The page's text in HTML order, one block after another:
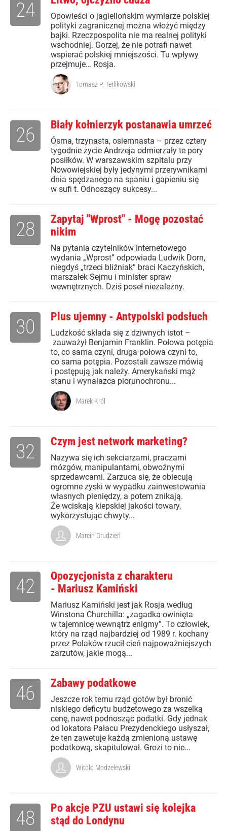
Opowieści o jagiellońskim wymiarze polskiej
polityki zagranicznej można włożyć między
bajki. Rzeczpospolita nie ma realnej polityki
wschodniej. Gorzej, że nie potrafi nawet
wspierać polskiej mniejszości. Tu wpływy
przejmuje… Rosja.
24
Tomasz P. Terlikowski
Biały kołnierzyk postanawia umrzeć
Ósma, trzynasta, osiemnasta – przez cztery
tygodnie życie Andrzeja odmierzały te pory
posiłków. W warszawskim szpitalu przy
Nowowiejskiej były jedynymi przerywnikami
dnia spędzanego na spaniu i gapieniu się
w sufi t. Odnoszący sukcesy...
26
Zapytaj "Wprost" - Mogę pozostać
nikim
Na pytania czytelników internetowego
wydania „Wprost” odpowiada Ludwik Dorn,
niegdyś „trzeci bliźniak” braci Kaczyńskich,
marszałek Sejmu i minister spraw
wewnętrznych. Dziś poseł niezależny.
28
Plus ujemny - Antypolski podsłuch
Ludzkość składa się z dziwnych istot –
zauważył Benjamin Franklin. Połowa potępia
to, co sama czyni, druga połowa czyni to,
co sama potępia. Pozostali zawsze mówią
i postępują jak należy. Amerykański mąż
stanu i wynalazca piorunochronu...
30
Marek Król
Czym jest network marketing?
Nazywa się ich sekciarzami, praczami
mózgów, manipulantami, obwoźnymi
sprzedawcami. Zarzuca się, że obiecują
ogromne zyski w wypadku zainwestowania
własnych pieniędzy, a potem znikają.
Że wciskają kiepskiej jakości towary,
wykorzystując chwyty...
32
Marcin Grudzień
Opozycjonista z charakteru
- Mariusz Kamiński
Mariusz Kamiński jest jak Rosja według
Winstona Churchilla: „zagadka owinięta
w tajemnicę wewnątrz enigmy”. To człowiek,
który na rząd najbardziej od 1989 r. kochany
przez Polaków rzucił cień najpoważniejszych
zarzutów, jakie mogą...
42
Zabawy podatkowe
Jeszcze rok temu rząd gotów był bronić
niskiego deficytu budżetowego za wszelką
cenę, nawet podnosząc podatki. Gdy jednak
od lokatora Pałacu Prezydenckiego usłyszał,
że ten zawetuje każdą zmienioną ustawę
podatkową, skapitulował. Grozi to nie...
46
Witold Modzelewski
Po akcje PZU ustawi się kolejka
stąd do Londynu
48